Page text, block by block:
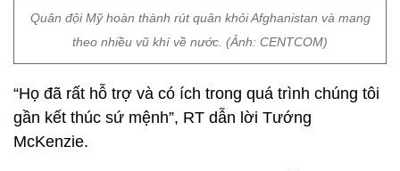
Quân đội Mỹ hoàn thành rút quân khỏi Afghanistan và mang
theo nhiều vũ khí về nước. (Ảnh: CENTCOM)
“Họ đã rất hỗ trợ và có ích trong quá trình chúng tôi
gần kết thúc sứ mệnh”, RT dẫn lời Tướng
McKenzie.